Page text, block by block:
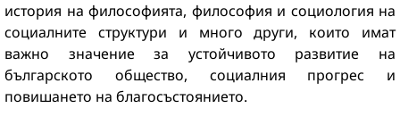
история на философията, философия и социология на
социалните структури и много други, които имат
важно значение за устойчивото развитие на
българското общество, социалния прогрес и
повишането на благосъстоянието.